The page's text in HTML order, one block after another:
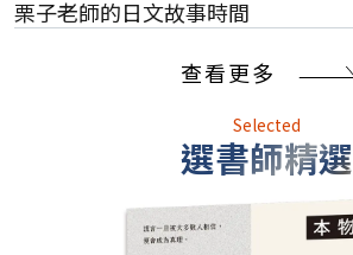
栗子老師的日文故事時間
查看更多
Selected
選書師精選